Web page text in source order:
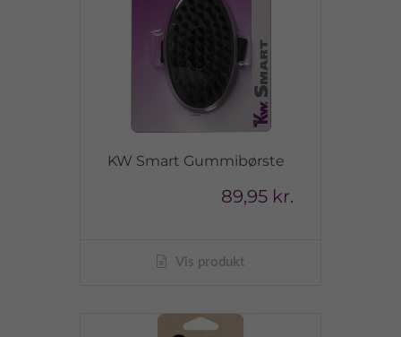
KW Smart Gummibørste
89,95 kr.
Vis produkt